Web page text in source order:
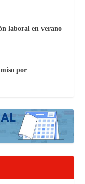
laboral en verano
por